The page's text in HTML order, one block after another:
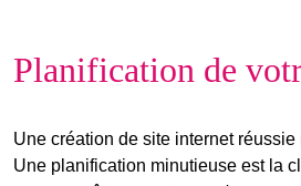
Planification de
Une création de site internet réussie
Une planification minutieuse est la